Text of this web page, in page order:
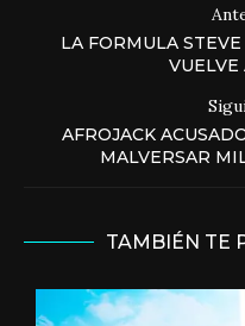
LA FORMULA
VUELVE
AFROJACK
MALVERSAR
TAMBIÉN TE